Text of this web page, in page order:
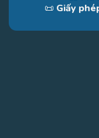
📜 Giấy